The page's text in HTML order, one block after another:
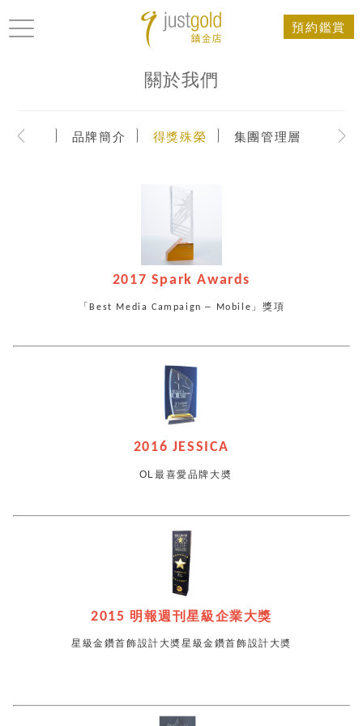
預約鑑賞
關於我們
司簡介 品牌簡介 得獎殊榮 集團管理層
2017 Spark Awards
「Best Media Campaign– Mobile 」 獎項
2016 JESSICA
OL最喜愛品牌大奬
2015 明報週刊星級企業大獎
星級金鑽首飾設計大奬星級金鑽首飾設計大奬